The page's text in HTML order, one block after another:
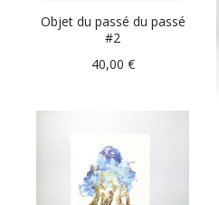
Objet du passé du passé
#2
40,00 €